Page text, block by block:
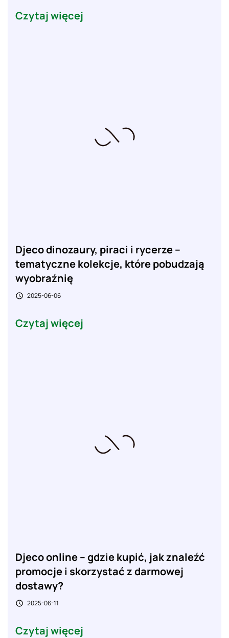
Czytaj więcej
Djeco dinozaury, piraci i rycerze –
tematyczne kolekcje, które pobudzają
wyobraźnię
 2025-06-06
Czytaj więcej
Djeco online – gdzie kupić, jak znaleźć
promocje i skorzystać z darmowej
dostawy?
 2025-06-11
Czytaj więcej